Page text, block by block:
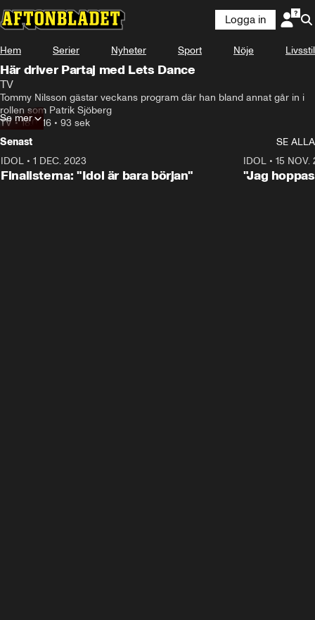
Logga in
Hem Serier Nyheter Sport Nöje Livsstil
Här driver Partaj med Lets Dance
TV
Tommy Nilsson gästar veckans program där han bland annat går in i
rollen som Patrik Sjöberg
TV •18.07.16 • 93 sek
Se mer
Senast
SE ALLA
IDOL • 1 DEC. 2023
Finalisterna: "Idol är bara början"
IDOL• 15 NOV.
"Jag